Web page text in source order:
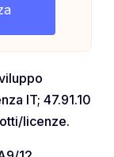
IT; 47.91.10
licenze.